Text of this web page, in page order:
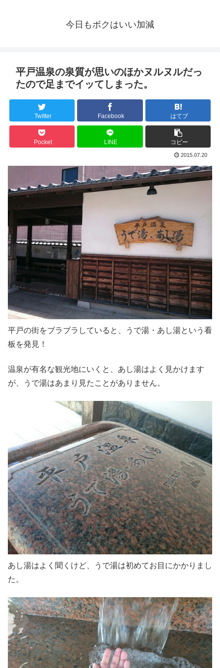
今日もボクはいい加減
平戸温泉の泉質が思いのほかヌルヌルだっ
たので足までイッてしまった。
Twitter Facebook はてブ
Pocket LINE コピー
2015.07.20
平戸の街をブラブラしていると、うで湯・あし湯という看
板を発見！
温泉が有名な観光地にいくと、あし湯はよく見かけます
が、うで湯はあまり見たことがありません。
あし湯はよく聞くけど、うで湯は初めてお目にかかりまし
た。